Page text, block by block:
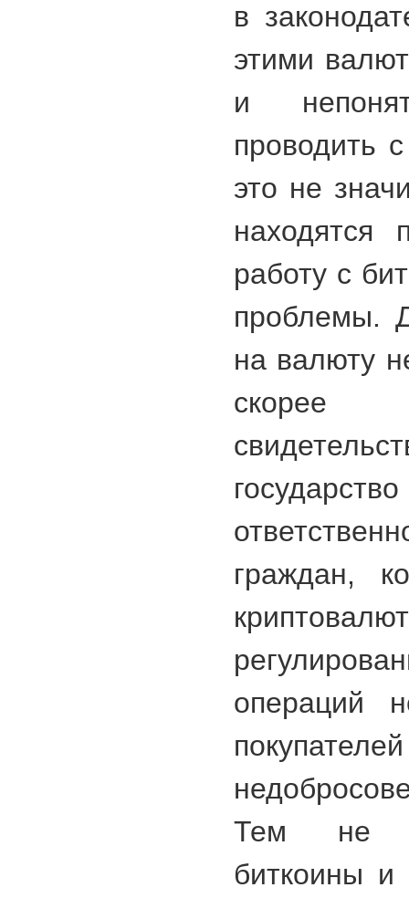
в
этими
и
проводить
это не
находятся
работу с
проблемы.
на валюту
граждан,
операций
Тем не
биткоины и